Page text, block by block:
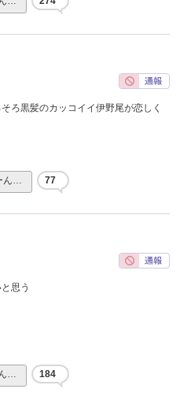
ろ黒髪のカッコイイ伊野尾が恋しく
ん… 77
思う
… 184